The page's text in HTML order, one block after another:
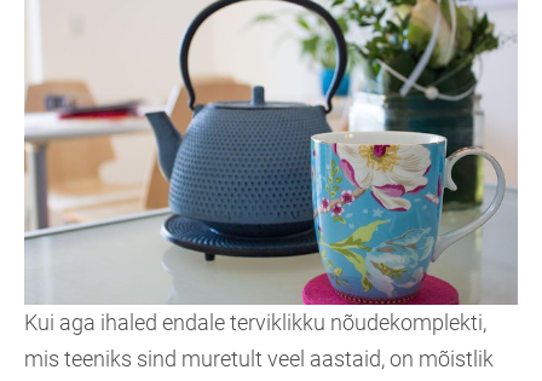
Kui aga ihaled endale terviklikku nõudekomplekti,
mis teeniks sind muretult veel aastaid, on mõistlik